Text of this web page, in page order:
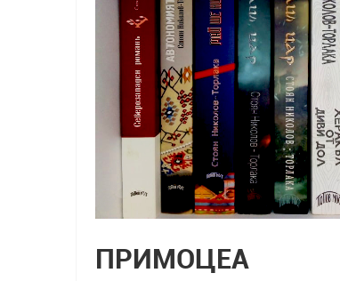
ПРИМОЦЕА